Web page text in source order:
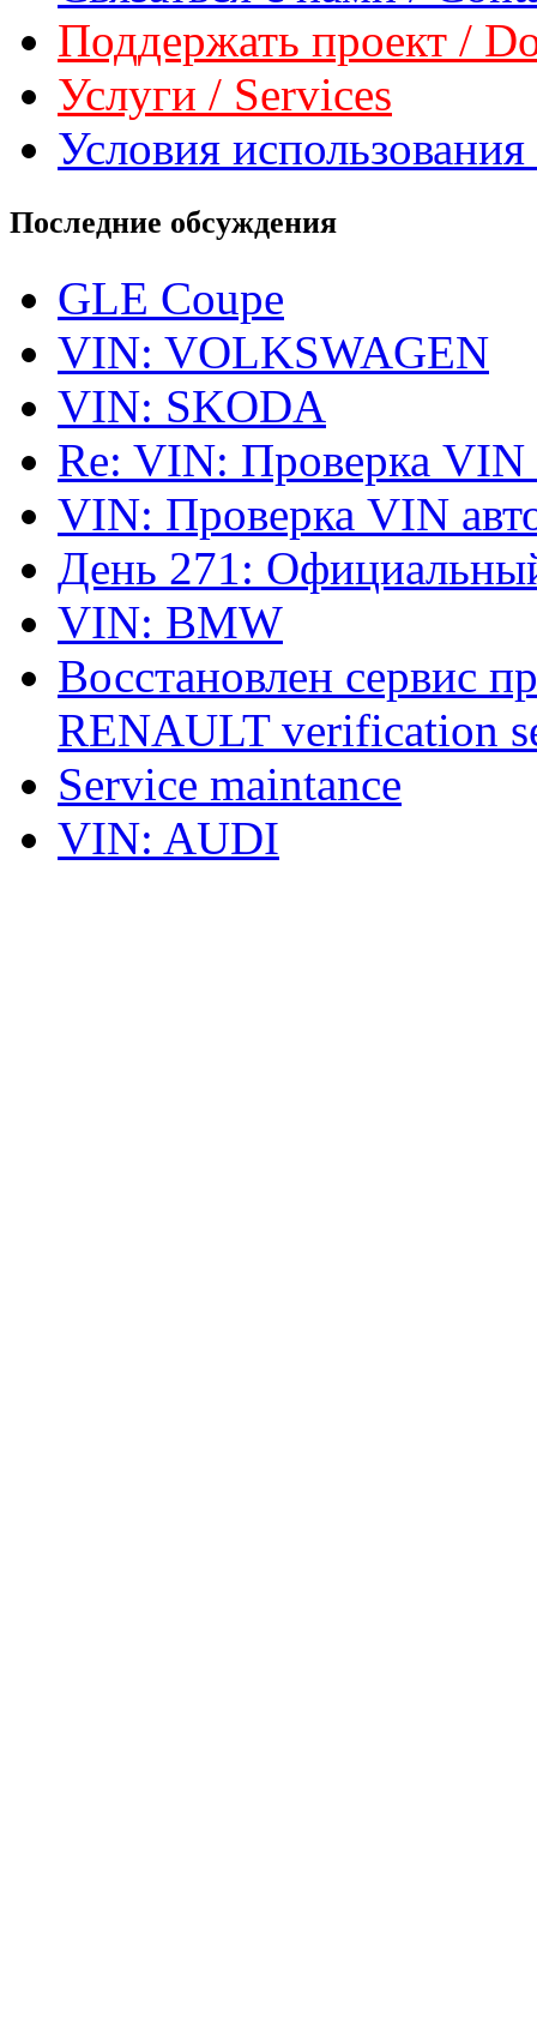
Поддержать проект /
Услуги / Services
Условия
Последние обсуждения
GLE Coupe
VIN: VOLKSWAGEN
VIN: SKODA
Re: VIN: Проверка VIN
VIN: Проверка VIN
День 271:
VIN: BMW
Восстановлен сервис
RENAULT verification
Service maintance
VIN: AUDI